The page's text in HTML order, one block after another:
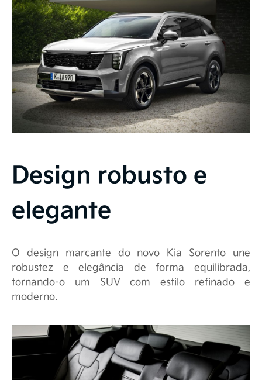
Design robusto e
elegante
O design marcante do novo Kia Sorento une
robustez e elegância de forma equilibrada,
tornando-o um SUV com estilo refinado e
moderno.